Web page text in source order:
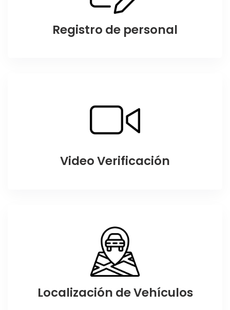
Registro de personal
Video Verificación
Localización de Vehículos